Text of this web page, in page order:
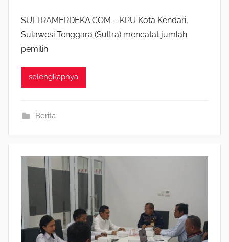
SULTRAMERDEKA.COM – KPU Kota Kendari,
Sulawesi Tenggara (Sultra) mencatat jumlah
pemilih
selengkapnya
Berita